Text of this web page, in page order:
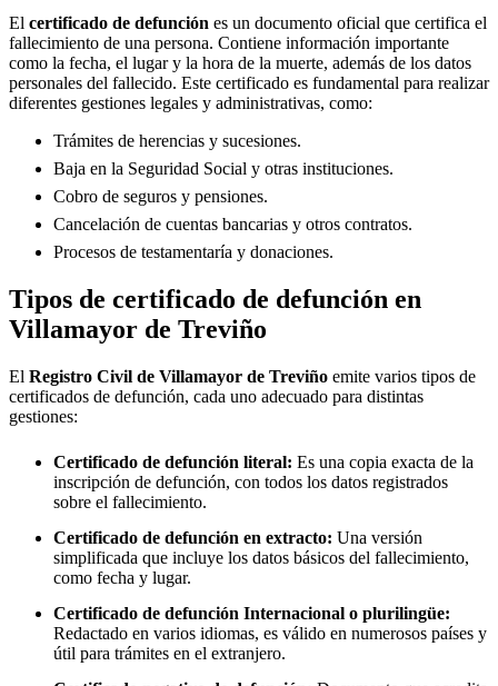
El certificado de defunción es un documento oficial que certifica el
fallecimiento de una persona. Contiene información importante
como la fecha, el lugar y la hora de la muerte, además de los datos
personales del fallecido. Este certificado es fundamental para realizar
diferentes gestiones legales y administrativas, como:
Trámites de herencias y sucesiones.
Baja en la Seguridad Social y otras instituciones.
Cobro de seguros y pensiones.
Cancelación de cuentas bancarias y otros contratos.
Procesos de testamentaría y donaciones.
Tipos de certificado de defunción en
Villamayor de Treviño
El Registro Civil de Villamayor de Treviño emite varios tipos de
certificados de defunción, cada uno adecuado para distintas
gestiones:
Certificado de defunción literal: Es una copia exacta de la
inscripción de defunción, con todos los datos registrados
sobre el fallecimiento.
Certificado de defunción en extracto: Una versión
simplificada que incluye los datos básicos del fallecimiento,
como fecha y lugar.
Certificado de defunción Internacional o plurilingüe:
Redactado en varios idiomas, es válido en numerosos países y
útil para trámites en el extranjero.